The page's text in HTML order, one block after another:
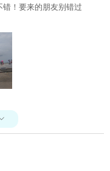
！要来的朋友别错过